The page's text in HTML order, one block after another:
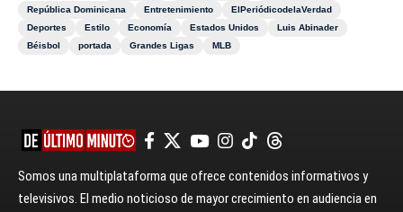
República Dominicana
Entretenimiento
ElPeriódicodelaVerdad
Deportes
Estilo Economía Estados Unidos
Luis Abinader
Béisbol
portada Grandes Ligas MLB
Somos una multiplataforma que ofrece contenidos informativos y
televisivos. El medio noticioso de mayor crecimiento en audiencia en